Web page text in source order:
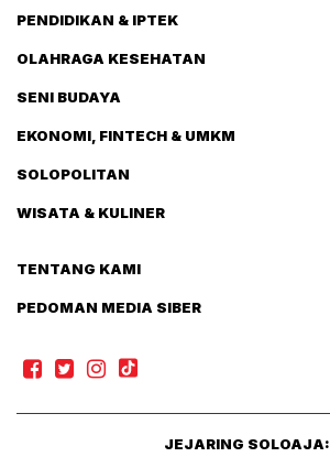
PENDIDIKAN & IPTEK
OLAHRAGA KESEHATAN
SENI BUDAYA
EKONOMI, FINTECH & UMKM
SOLOPOLITAN
WISATA & KULINER
TENTANG KAMI
PEDOMAN MEDIA SIBER
JEJARING SOLOAJA: